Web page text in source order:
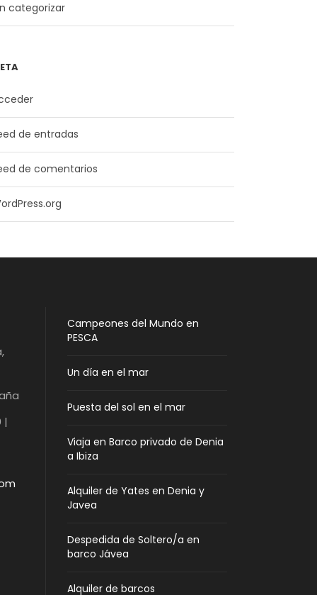
categorizar
de entradas
de comentarios
|
Campeones del Mundo en
PESCA
Un día en el mar
Puesta del sol en el mar
Viaja en Barco privado de Denia
a Ibiza
Alquiler de Yates en Denia y
Javea
Despedida de Soltero/a en
barco Jávea
Alquiler de barcos